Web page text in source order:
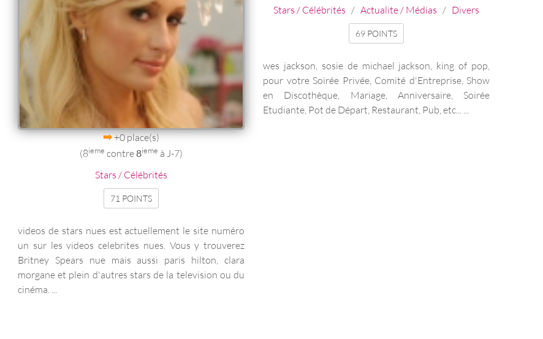
+0 place(s)
(8ieme contre8ieme à J-7)
Stars / Célébrités
71 POINTS
videos de stars nues est actuellement le site numéro
un sur les videos celebrites nues. Vous y trouverez
Britney Spears nue mais aussi paris hilton, clara
morgane et plein d'autres stars de la television ou du
cinéma. ...
Stars / Célébrités / Actualite / Médias / Divers
69 POINTS
wes jackson, sosie de michael jackson, king of pop,
pour votre Soirée Privée, Comité d'Entreprise, Show
en Discothèque, Mariage, Anniversaire, Soirée
Etudiante, Pot de Départ, Restaurant, Pub, etc... ...